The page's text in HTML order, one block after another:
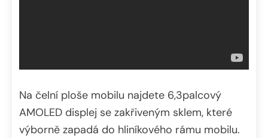
Na čelní ploše mobilu najdete 6,3palcový
AMOLED displej se zakřiveným sklem, které
výborně zapadá do hliníkového rámu mobilu.